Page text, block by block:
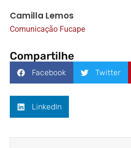
Camilla Lemos
Comunicação Fucape
Compartilhe
Facebook Twitter
LinkedIn